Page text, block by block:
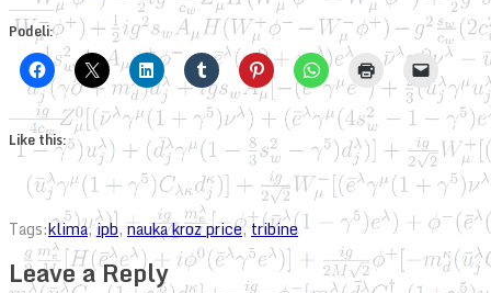
Podeli:
Like this:
Tags:klima,ipb, nauka kroz price, tribine
Leave a Reply